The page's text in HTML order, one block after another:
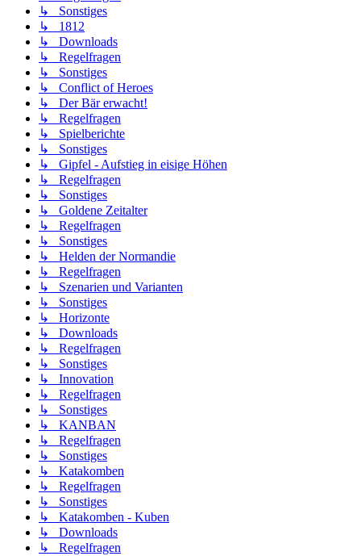
↳ Sonstiges
↳ 1812
↳ Downloads
↳ Regelfragen
↳ Sonstiges
↳ Conflict of Heroes
↳ Der Bär erwacht!
↳ Regelfragen
↳ Spielberichte
↳ Sonstiges
↳ Gipfel - Aufstieg in eisige Höhen
↳ Regelfragen
↳ Sonstiges
↳ Goldene Zeitalter
↳ Regelfragen
↳ Sonstiges
↳ Helden der Normandie
↳ Regelfragen
↳ Szenarien und Varianten
↳ Sonstiges
↳ Horizonte
↳ Downloads
↳ Regelfragen
↳ Sonstiges
↳ Innovation
↳ Regelfragen
↳ Sonstiges
↳ KANBAN
↳ Regelfragen
↳ Sonstiges
↳ Katakomben
↳ Regelfragen
↳ Sonstiges
↳ Katakomben - Kuben
↳ Downloads
↳ Regelfragen